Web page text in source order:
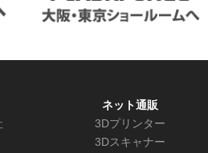
ネット通販
3Dプリンター
3Dスキャナー